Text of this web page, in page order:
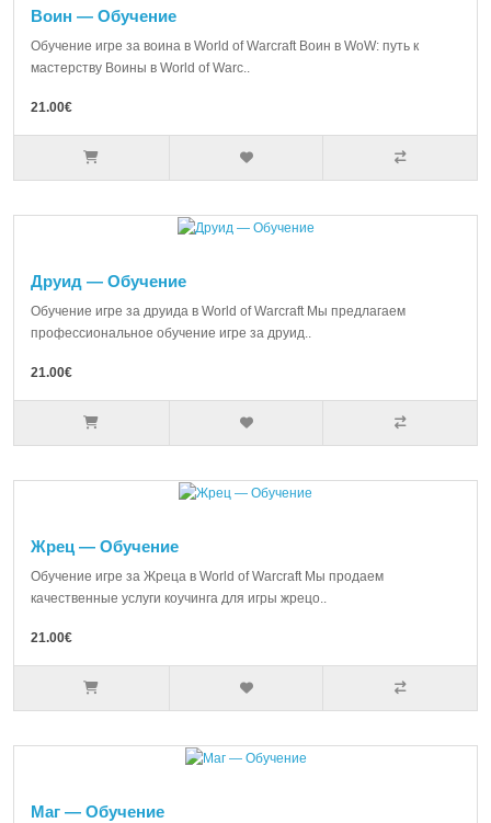
Воин — Обучение
Обучение игре за воина в World of Warcraft Воин в WoW: путь к
мастерству Воины в World of Warc..
21.00€
Друид — Обучение
Обучение игре за друида в World of Warcraft Мы предлагаем
профессиональное обучение игре за друид..
21.00€
Жрец — Обучение
Обучение игре за Жреца в World of Warcraft Мы продаем
качественные услуги коучинга для игры жрецо..
21.00€
Маг — Обучение